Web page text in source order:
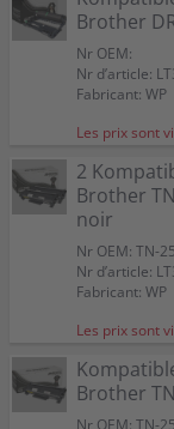
Brother
Nr OEM:
Nr d’article:
Fabricant: WP
Les prix sont
2
Brother
noir
Nr OEM: TN-
Nr d’article:
Fabricant: WP
Les prix sont
Brother
Nr OEM: TN-